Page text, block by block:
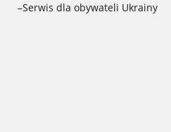
–Serwis dla obywateli Ukrainy